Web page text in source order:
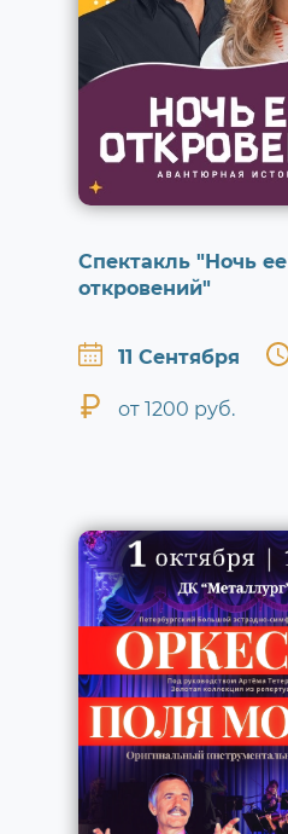
Спектакль "Ночь ее
откровений"
11 Сентября
от 1200 руб.